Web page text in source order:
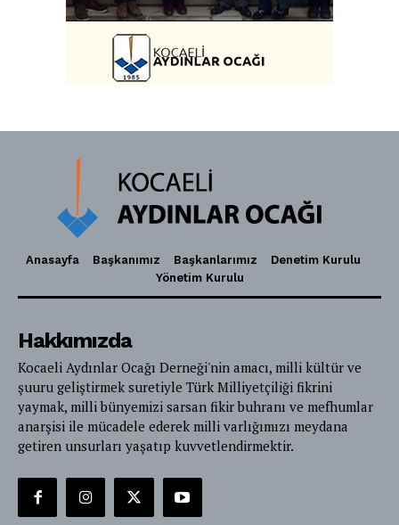
Anasayfa Başkanımız Başkanlarımız
Denetim Kurulu
Yönetim Kurulu
Hakkımızda
Kocaeli Aydınlar Ocağı Derneği'nin amacı, milli kültür ve
şuuru geliştirmek suretiyle Türk Milliyetçiliği fikrini
yaymak, milli bünyemizi sarsan fikir buhranı ve mefhumlar
anarşisi ile mücadele ederek milli varlığımızı meydana
getiren unsurları yaşatıp kuvvetlendirmektir.